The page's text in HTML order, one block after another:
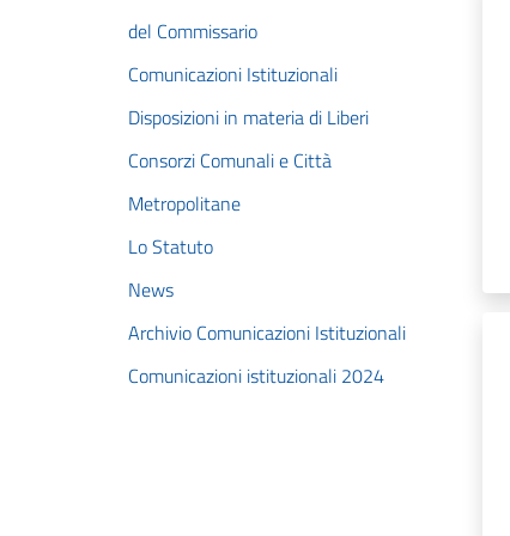
del Commissario
Comunicazioni Istituzionali
Disposizioni in materia di Liberi
Consorzi Comunali e Città
Metropolitane
Lo Statuto
News
Archivio Comunicazioni Istituzionali
Comunicazioni istituzionali 2024